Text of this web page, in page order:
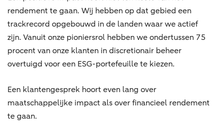
rendement te gaan. Wij hebben op dat gebied een
trackrecord opgebouwd in de landen waar we actief
zijn. Vanuit onze pioniersrol hebben we ondertussen 75
procent van onze klanten in discretionair beheer
overtuigd voor een ESG-portefeuille te kiezen.
Een klantengesprek hoort even lang over
maatschappelijke impact als over financieel rendement
te gaan.